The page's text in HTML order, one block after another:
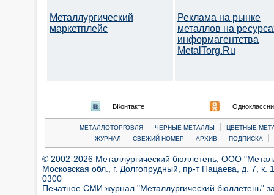
Металлургический
маркетплейс
Реклама на рынке
металлов на
информагентства
MetalTorg.Ru
ВКонтакте
МЕТАЛЛОТОРГОВЛЯ | ЧЕРНЫЕ МЕТАЛЛЫ |
ЦВЕТНЫЕ
ЖУРНАЛ
| СВЕЖИЙ НОМЕР | АРХИВ | ПОДПИСКА |
© 2002-2026 Металлургический бюллетень, ООО
Московская обл., г. Долгопрудный, пр-т Пацаева, д. 7,
0300
Печатное СМИ журнал "Металлургический бюллетень"